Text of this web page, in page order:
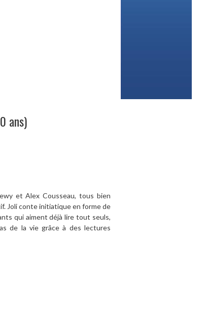
ans)
et Alex Cousseau, tous bien
Joli conte initiatique en forme de
qui aiment déjà lire tout seuls,
de la vie grâce à des lectures